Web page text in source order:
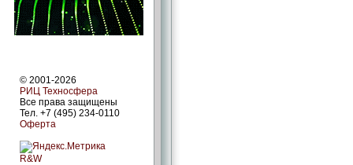
© 2001-2026
РИЦ Техносфера
Все права защищены
Тел. +7 (495) 234-0110
Оферта
R&W